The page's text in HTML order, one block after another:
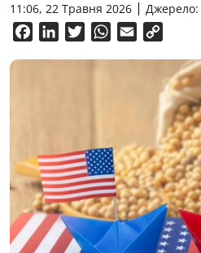
11:06, 22 Травня 2026 Джерело:
FacebookLinkedInTwitterWhatsApp
Email